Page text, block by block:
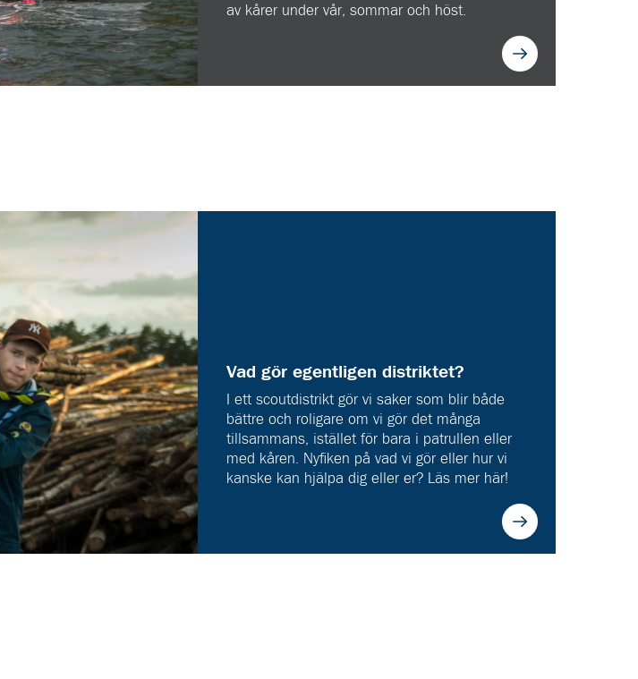
av kårer under vår, sommar och höst.
Vad gör egentligen distriktet?
I ett scoutdistrikt gör vi saker som blir både
bättre och roligare om vi gör det många
tillsammans, istället för bara i patrullen eller
med kåren. Nyfiken på vad vi gör eller hur vi
kanske kan hjälpa dig eller er? Läs mer här!